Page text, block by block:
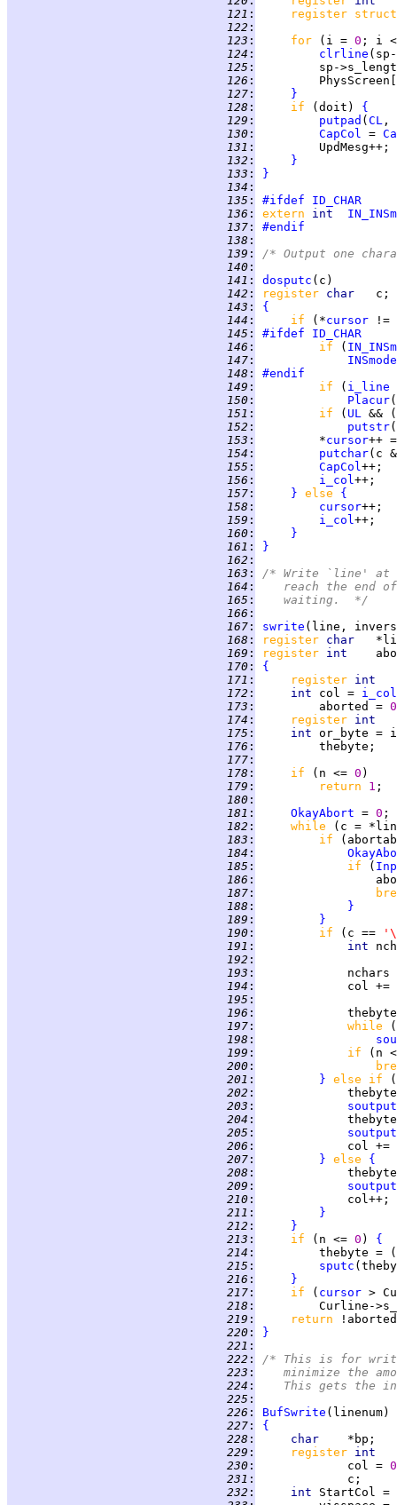
121 :
register
122 :
123 : for (i = 0 ; i
124 :
clrline
125 :
126 :
127 :
}
128 : if (doit) {
129 : putpad ( CL ,
130 : CapCol =
131 :
132 :
}
133 :
}
134 :
135 : #ifdef
ID_CHAR
136 : extern int
137 :
#endif
138 :
139 :
/* Output one
140 :
141 : dosputc
142 : register char
143 :
{
144 : if (*cursor !=
145 : #ifdef
ID_CHAR
146 : if (
147 :
INSmode
148 :
#endif
149 : if ( i_line
150 : Placur(
151 : if ( UL
&&
152 : putstr(
153 :
         *
cursor
154 : putchar(c
155 : CapCol
156 : i_col
157 : } else {
158 : cursor
159 : i_col
160 :
}
161 :
}
162 :
163 :
/* Write `line' at
164 :
reach the end
165 :
   waiting.  */
166 :
167 :
swrite
168 : register char
169 : register int
170 :
{
171 : register
172 : int col = i_col
173 :
         aborted =
0
174 : register
175 : int or_byte =
176 :
177 :
178 : if (n <= 0
179 : return 1
180 :
181 : OkayAbort = 0
182 : while
(c =
183 : if
184 :
185 : if (
186 :
187 :
188 :
}
189 :
}
190 : if (c ==
191 :
int
192 :
193 :
nchars
194 :
195 :
196 :
197 :
while
198 :
199 : if
(n
200 :
201 : } else if
(
202 :
203 :
204 :
205 :
206 :
             col +=
207 : } else {
208 :
209 :
210 :
211 :
}
212 :
}
213 : if (n <= 0 ) {
214 :
         thebyte = (
215 :
sputc
216 :
}
217 : if ( cursor
218 :
Curline-
219 :
return
220 :
}
221 :
222 :
/* This is for
223 :
minimize the
224 :
This gets the
225 :
226 : BufSwrite
227 :
{
228 : char
229 : register
230 :
             col =
0
231 :
232 : int StartCol =